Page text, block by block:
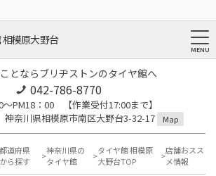
相模原大野台
とならブリヂストンのタイヤ館へ
042-786-8770
～PM18：00 【作業受付17:00まで】
奈川県相模原市南区大野台3-32-17
Map
都道府県
から探す
神奈川県の
タイヤ館
タイヤ館 相模原
大野台TOP
店舗おスス
メ情報